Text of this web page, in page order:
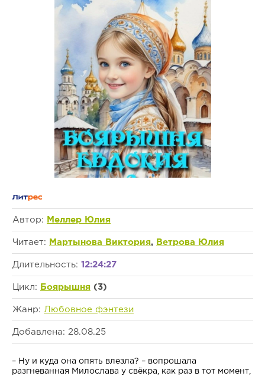
Автор: Меллер Юлия
Читает: Мартынова Виктория, Ветрова Юлия
Длительность: 12:24:27
Цикл: Боярышня (3)
Жанр: Любовное фэнтези
Добавлена: 28.08.25
– Ну и куда она опять влезла? – вопрошала
разгневанная Милослава у свёкра, как раз в тот момент,